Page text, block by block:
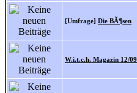
[Umfrage] Die BÃ¶sen
W.i.t.c.h. Magazin 12/09